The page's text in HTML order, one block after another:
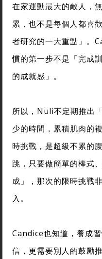
在家運動最大的敵人，
累，也不是每個人都喜
者研究的一大重點」。
慣的第一步不是「完成
的成就感」。
所以，Nuli不定期推出
少的時間，累積肌肉的
時挑戰，是超級不累的
跳，只要做簡單的棒式
成」，那次的限時挑戰
入。
Candice也知道，養成
信，更需要別人的鼓勵